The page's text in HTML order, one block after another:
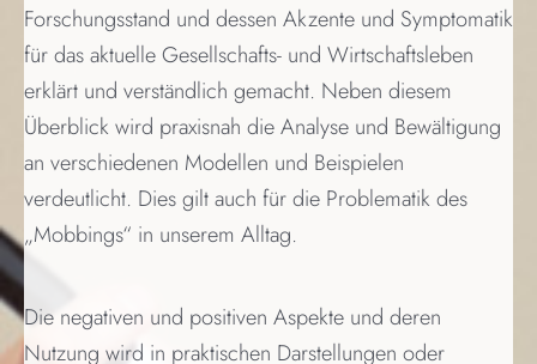
Forschungsstand und dessen Akzente und Symptomatik
für das aktuelle Gesellschafts- und Wirtschaftsleben
erklärt und verständlich gemacht. Neben diesem
Überblick wird praxisnah die Analyse und Bewältigung
an verschiedenen Modellen und Beispielen
verdeutlicht. Dies gilt auch für die Problematik des
„Mobbings“ in unserem Alltag.
Die negativen und positiven Aspekte und deren
Nutzung wird in praktischen Darstellungen oder